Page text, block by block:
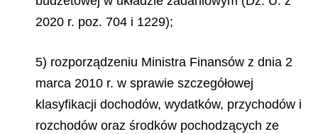
2020 r. poz. 704 i 1229);
5) rozporządzeniu Ministra Finansów z dnia 2
marca 2010 r. w sprawie szczegółowej
klasyfikacji dochodów, wydatków, przychodów i
rozchodów oraz środków pochodzących ze